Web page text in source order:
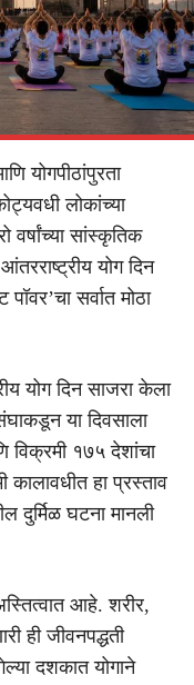
योगपीठांपुरता
लोकांच्या
वर्षांच्या सांस्कृतिक
योग दिन
सर्वात मोठा
योग दिन साजरा केला
या दिवसाला
विक्रमी १७५ देशांचा
कालावधीत हा प्रस्ताव
दुर्मिळ घटना मानली
आहे. शरीर,
ही जीवनपद्धती
दशकात योगाने